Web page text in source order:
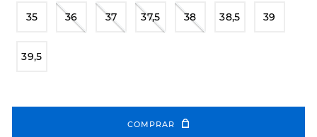
35 36 37 37,5 38 38,5 39
39,5
COMPRAR